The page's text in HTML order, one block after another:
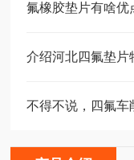
氟橡胶垫片有啥优
介绍河北四氟垫片
不得不说，四氟车